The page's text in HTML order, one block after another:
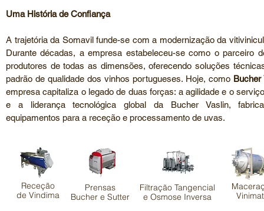
Uma História de Confiança
A trajetória da Somavil funde-se com a modernização da
Durante décadas, a empresa estabeleceu-se como o parceiro
produtores de todas as dimensões, oferecendo soluções
padrão de qualidade dos vinhos portugueses. Hoje, como Bucher
empresa capitaliza o legado de duas forças: a agilidade e o
e a liderança tecnológica global da Bucher Vaslin,
equipamentos para a receção e processamento de uvas.
Receção
de Vindima
Prensas
Bucher e Sutter
Filtração Tangencial
e Osmose Inversa